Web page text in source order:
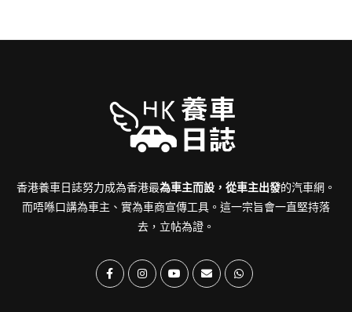
香港養車日誌努力成為香港最為車主而設，從車主出發的汽車網。
而唔喺口講為車主、實為車商宣傳工具。這一宗旨會一直堅持落
去，立帖為證。